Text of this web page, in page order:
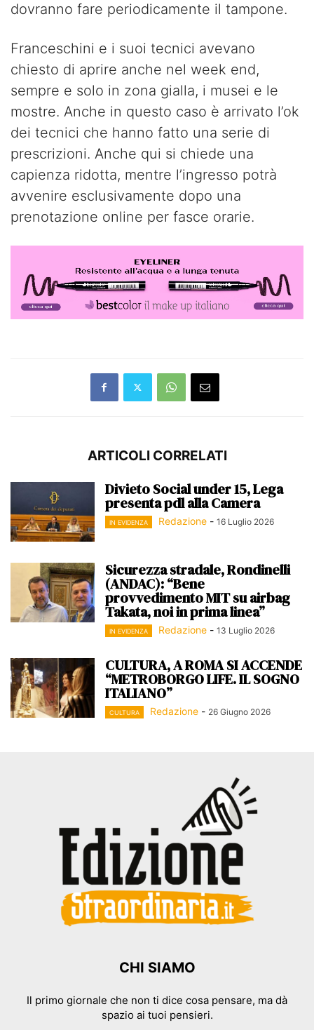
dovranno fare periodicamente il tampone.
Franceschini e i suoi tecnici avevano
chiesto di aprire anche nel week end,
sempre e solo in zona gialla, i musei e le
mostre. Anche in questo caso è arrivato l’ok
dei tecnici che hanno fatto una serie di
prescrizioni. Anche qui si chiede una
capienza ridotta, mentre l’ingresso potrà
avvenire esclusivamente dopo una
prenotazione online per fasce orarie.
ARTICOLI CORRELATI
Divieto Social under 15, Lega
presenta pdl alla Camera
IN EVIDENZA Redazione - 16 Luglio 2026
Sicurezza stradale, Rondinelli
(ANDAC): “Bene
provvedimento MIT su airbag
Takata, noi in prima linea”
IN EVIDENZA Redazione - 13 Luglio 2026
CULTURA, A ROMA SI ACCENDE
“METROBORGO LIFE. IL SOGNO
ITALIANO”
CULTURA Redazione - 26 Giugno 2026
CHI SIAMO
Il primo giornale che non ti dice cosa pensare, ma dà
spazio ai tuoi pensieri.